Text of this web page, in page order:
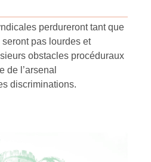
perdureront tant que
pas lourdes et
obstacles procéduraux
de l’arsenal
discriminations.